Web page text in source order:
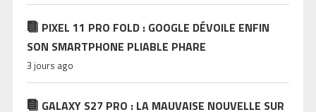
PIXEL 11 PRO FOLD : GOOGLE DÉVOILE ENFIN
SON SMARTPHONE PLIABLE PHARE
3 jours ago
GALAXY S27 PRO : LA MAUVAISE NOUVELLE SUR